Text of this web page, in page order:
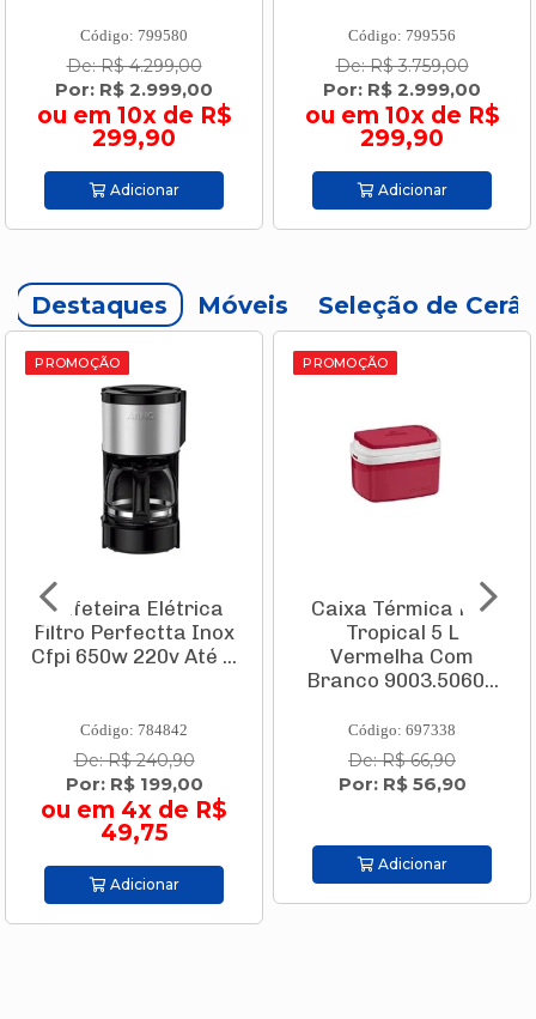
4.299,00
2.999,00
de R$
De: R$ 3.759,00
Por: R$ 2.999,00
ou em 10x de R$
ou
Destaques Móveis Seleção de
PROMOÇÃO
Cafeteira Elétrica
Filtro Perfectta Inox
Cfpi 650w 220v Até ...
Código: 784842
De: R$ 240,90
Por: R$ 199,00
ou em 4x de R$
49,75
Adicionar
PROMOÇÃO
Caixa Térmica Pvc
Tropical 5 L
Vermelha Com
Branco 9003.5060...
Código: 697338
De: R$ 66,90
Por: R$ 56,90
Adicionar